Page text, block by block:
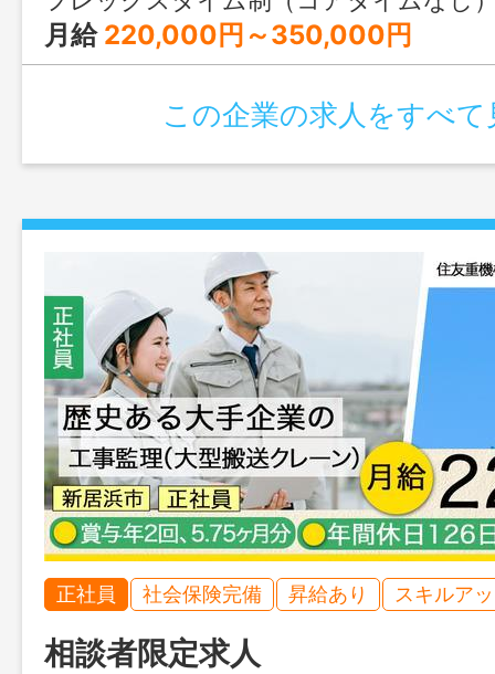
月給 220,000円～350,000円
この企業の求人をすべて
正社員 社会保険完備 昇給あり スキルア
相談者限定求人